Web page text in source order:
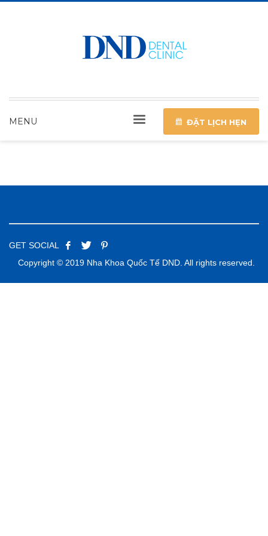
MENU ĐẶT LỊCH HẸN
GET SOCIAL
Copyright © 2019 Nha Khoa Quốc Tế DND. All rights reserved.